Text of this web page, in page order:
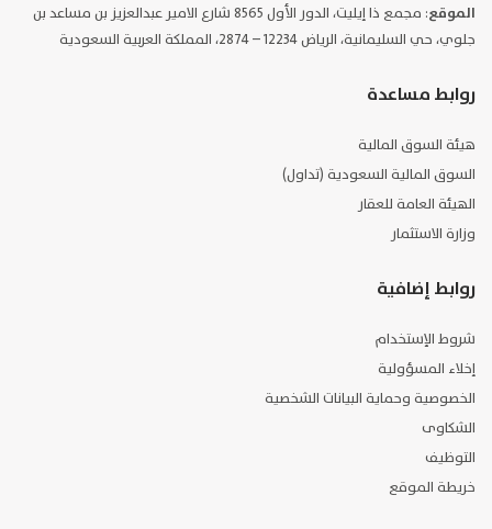
الموقع
: مجمع ذا إيليت، الدور الأول 8565 شارع الامير عبدالعزيز بن مساعد بن
جلوي، حي السليمانية، الرياض 12234 – 2874، المملكة العربية السعودية
روابط مساعدة
هيئة السوق المالية
السوق المالية السعودية (تداول)
الهيئة العامة للعقار
وزارة الاستثمار
روابط إضافية
شروط الإستخدام
إخلاء المسؤولية
الخصوصية وحماية البيانات الشخصية
الشكاوى
التوظيف
خريطة الموقع